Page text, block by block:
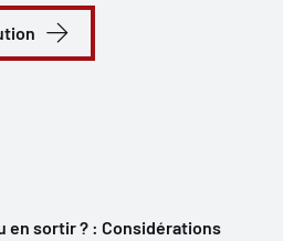
en sortir ? : Considérations